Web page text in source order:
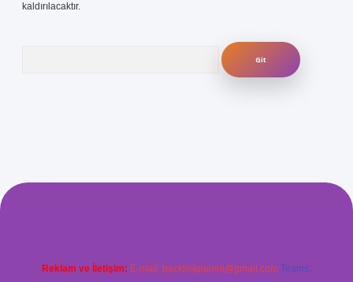
kaldırılacaktır.
Reklam ve İletişim: E-mail: backlinkpaneli@gmail.com Teams: